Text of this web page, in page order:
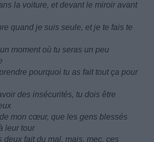
la voiture, et devant le miroir avant
quand je suis seule, et je te fais te
moment où tu seras un peu
pourquoi tu as fait tout ça pour
des insécurités, tu dois être
mon cœur, que les gens blessés
leur tour
deux fait du mal, mais, mec, ces